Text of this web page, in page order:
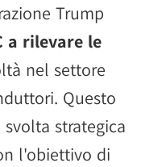
Trump
a rilevare le
nel settore
Questo
strategica
l'obiettivo di